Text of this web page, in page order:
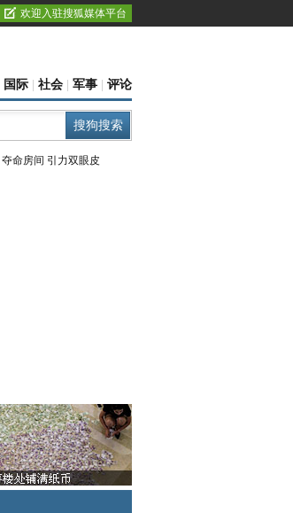
欢迎入驻搜狐媒体平台
国际 社会 军事 评论
夺命房间 引力双眼皮